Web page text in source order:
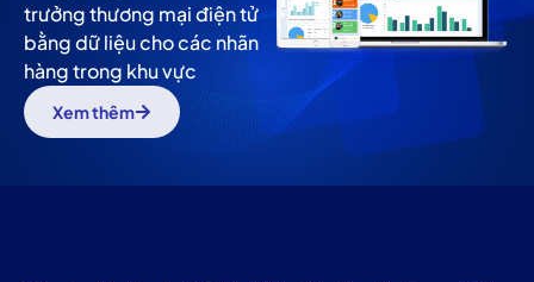
trưởng thương mại điện tử
bằng dữ liệu cho các nhãn
hàng trong khu vực
Xem thêm